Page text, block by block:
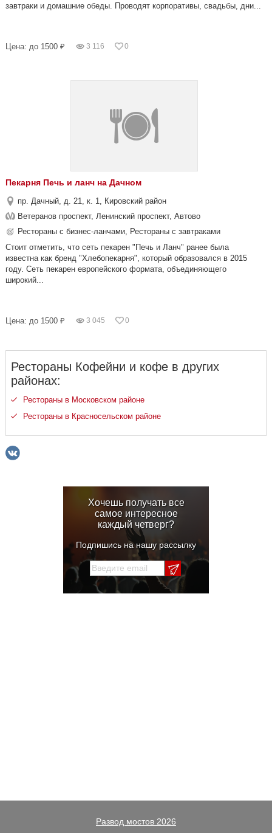
завтраки и домашние обеды. Проводят корпоративы, свадьбы, дни...
Цена: до 1500 ₽ 3 116 0
Пекарня Печь и ланч на Дачном
пр. Дачный, д. 21, к. 1, Кировский район
Ветеранов проспект, Ленинский проспект, Автово
Рестораны с бизнес-ланчами, Рестораны с завтраками
Стоит отметить, что сеть пекарен "Печь и Ланч" ранее была
известна как бренд "Хлебопекарня", который образовался в 2015
году. Сеть пекарен европейского формата, объединяющего
широкий...
Цена: до 1500 ₽ 3 045 0
Рестораны Кофейни и кофе в других
районах:
Рестораны в Московском районе
Рестораны в Красносельском районе
Хочешь получать все
самое интересное
каждый четверг?
Подпишись на нашу рассылку
Развод мостов 2026